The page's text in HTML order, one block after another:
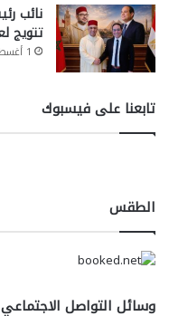
نائب
تتويج
1 أغسطس، 2026
تابعنا على فيسبوك
الطقس
وسائل التواصل